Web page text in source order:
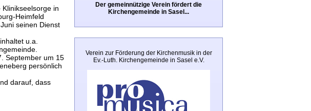
Der gemeinnützige Verein fördert die
Kirchengemeinde in Sasel...
Verein zur Förderung der Kirchenmusik in der
Ev.-Luth. Kirchengemeinde in Sasel e.V.
in
Heimfeld
seinen Dienst
u.a.
September um 15
persönlich
darauf, dass